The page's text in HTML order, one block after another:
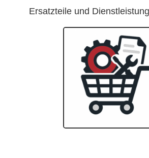
Ersatzteile und